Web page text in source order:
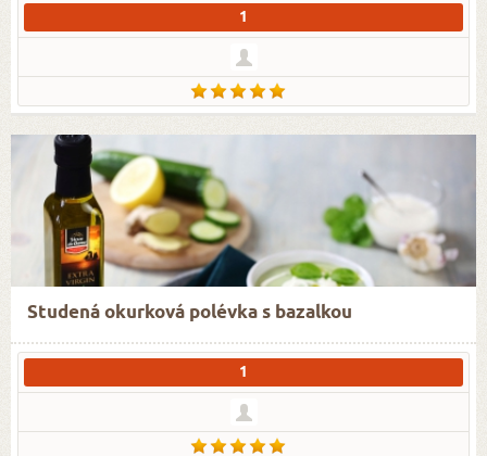
1
Studená okurková polévka s bazalkou
1